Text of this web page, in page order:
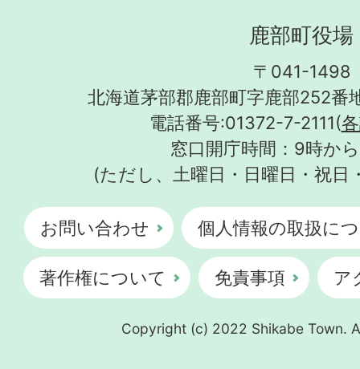
鹿部町役場
〒041-1498
北海道茅部郡鹿部町字鹿部252番
電話番号:01372-7-2111(
窓口開庁時間：9時か
(ただし、土曜日・日曜日・祝日
お問い合わせ 個人情報の取扱に
著作権について 免責事項 ア
Copyright (c) 2022 Shikabe Town.